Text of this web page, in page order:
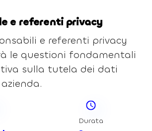
e referenti privacy
e referenti privacy
le questioni fondamentali
sulla tutela dei dati
Durata